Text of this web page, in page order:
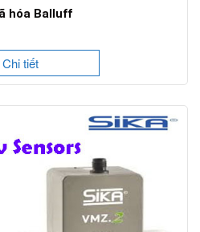
hóa Balluff
Chi tiết